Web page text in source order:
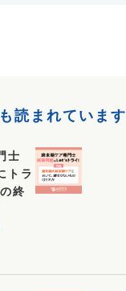
読まれています
士
トラ
終